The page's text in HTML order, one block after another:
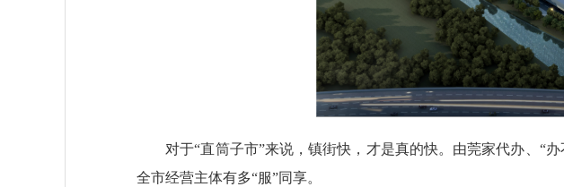
对于“直筒子市”来说，镇街快，才是真的快。由莞家代办、“办
全市经营主体有多“服”同享。